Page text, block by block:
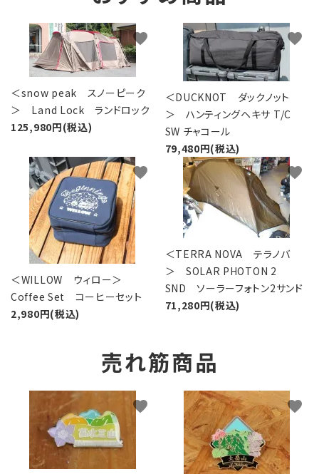
＜snow peak スノーピーク
＞ Land Lock ランドロック
125,980円(税込)
favorite
＜DUCKNOT ダックノット
＞ ハンティングヘキサ T/C
SW チャコール
79,480円(税込)
favorite
＜WILLOW ウィロー＞
Coffee Set コーヒーセット
2,980円(税込)
favorite
＜TERRA NOVA テラノバ
＞ SOLAR PHOTON 2
SND ソーラーフォトン2サンド
71,280円(税込)
favorite
売れ筋商品
favorite favorite